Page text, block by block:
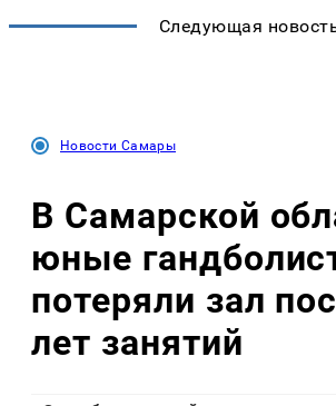
Следующая
Новости Самары
В Самарской
юные
потеряли зал
лет занятий